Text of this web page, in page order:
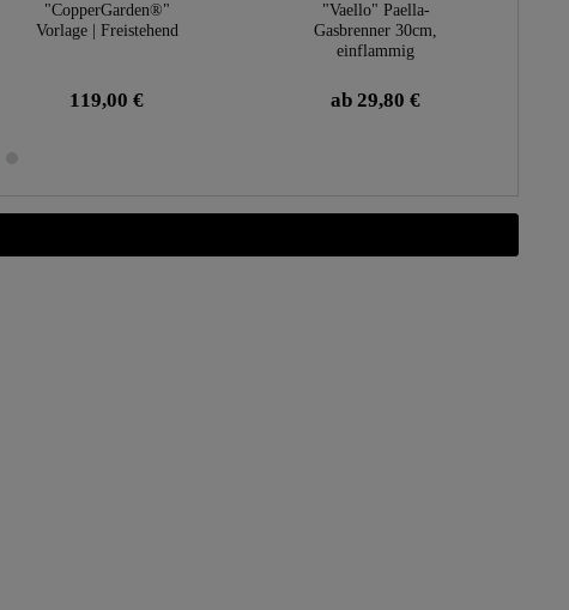
"CopperGarden®"
Vorlage | Freistehend
119,00 €
"Vaello" Paella-
Gasbrenner 30cm,
einflammig
ab 29,80 €